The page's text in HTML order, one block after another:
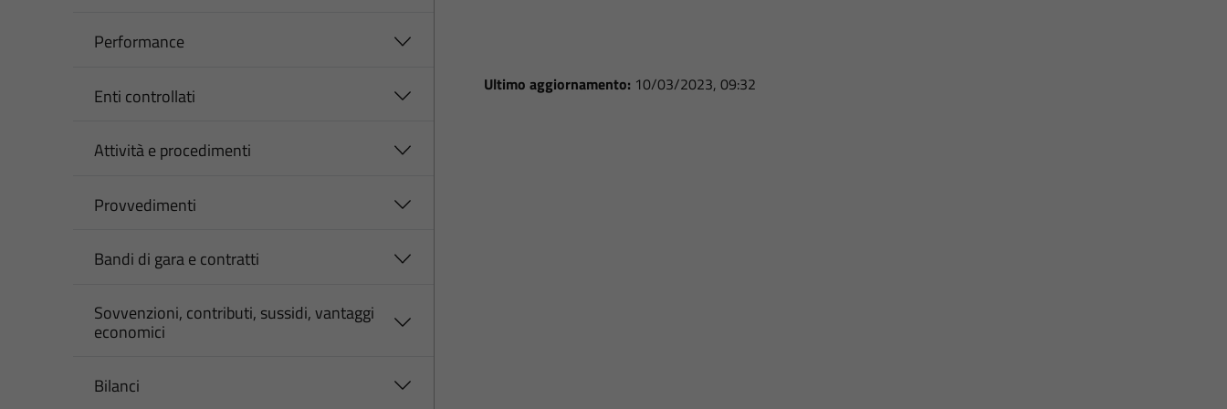
Performance
Enti controllati
Attività e procedimenti
Provvedimenti
Bandi di gara e contratti
Sovvenzioni, contributi, sussidi, vantaggi
economici
Bilanci
Ultimo aggiornamento: 10/03/2023, 09:32